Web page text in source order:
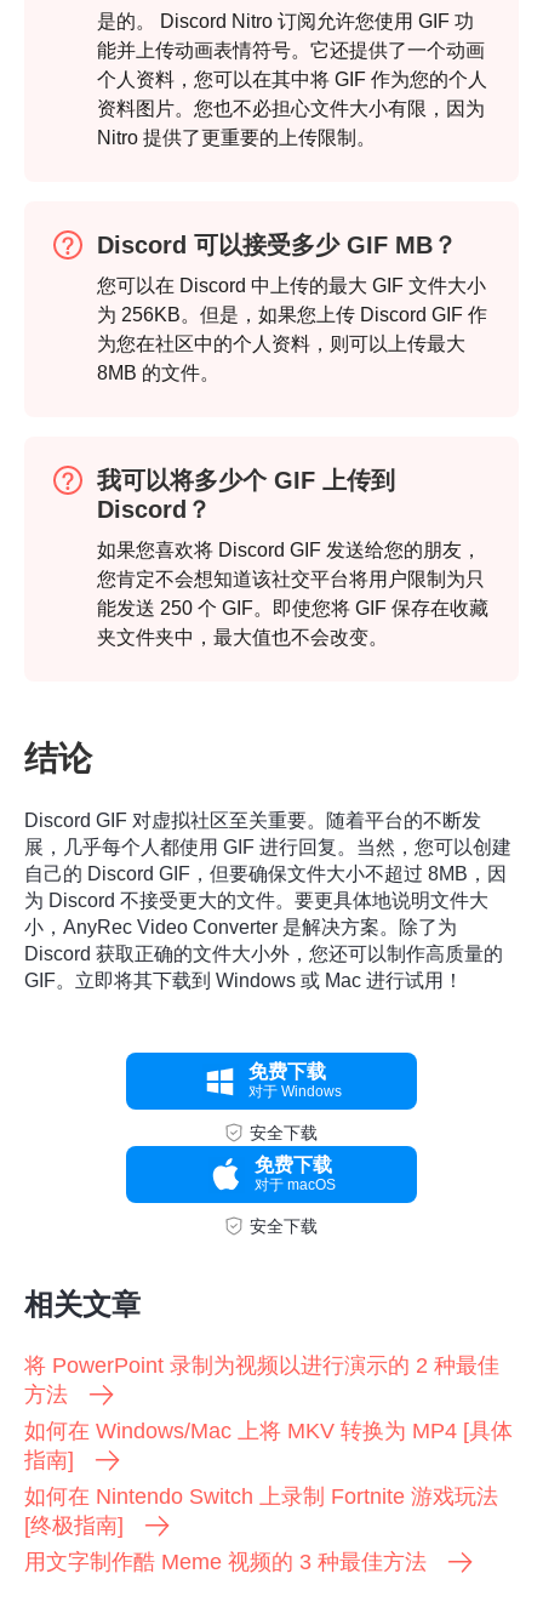
是的。 Discord Nitro 订阅允许您使用 GIF 功
能并上传动画表情符号。它还提供了一个动画
个人资料，您可以在其中将 GIF 作为您的个人
资料图片。您也不必担心文件大小有限，因为
Nitro 提供了更重要的上传限制。
Discord 可以接受多少 GIF MB？
您可以在 Discord 中上传的最大 GIF 文件大小
为 256KB。但是，如果您上传 Discord GIF 作
为您在社区中的个人资料，则可以上传最大
8MB 的文件。
我可以将多少个 GIF 上传到
Discord？
如果您喜欢将 Discord GIF 发送给您的朋友，
您肯定不会想知道该社交平台将用户限制为只
能发送 250 个 GIF。即使您将 GIF 保存在收藏
夹文件夹中，最大值也不会改变。
结论
Discord GIF 对虚拟社区至关重要。随着平台的不断发
展，几乎每个人都使用 GIF 进行回复。当然，您可以创建
自己的 Discord GIF，但要确保文件大小不超过 8MB，因
为 Discord 不接受更大的文件。要更具体地说明文件大
小，AnyRec Video Converter 是解决方案。除了为
Discord 获取正确的文件大小外，您还可以制作高质量的
GIF。立即将其下载到 Windows 或 Mac 进行试用！
免费下载
对于 Windows
安全下载
免费下载
对于 macOS
安全下载
相关文章
将 PowerPoint 录制为视频以进行演示的 2 种最佳
方法
如何在 Windows/Mac 上将 MKV 转换为 MP4 [具体
指南]
如何在 Nintendo Switch 上录制 Fortnite 游戏玩法
[终极指南]
用文字制作酷 Meme 视频的 3 种最佳方法